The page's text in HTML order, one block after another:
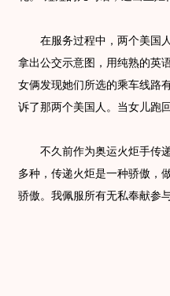
在服务过程中，两个美国人
拿出公交示意图，用纯熟的英
女俩发现她们所选的乘车线路
诉了那两个美国人。当女儿跑
不久前作为奥运火炬手传递
多种，传递火炬是一种骄傲，
骄傲。我佩服所有无私奉献参